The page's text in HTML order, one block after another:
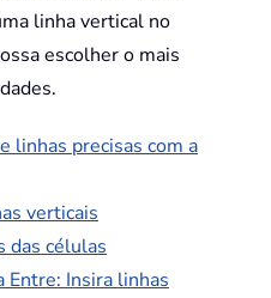
linha vertical no
escolher o mais
linhas precisas com a
verticais
das células
Entre: Insira linhas